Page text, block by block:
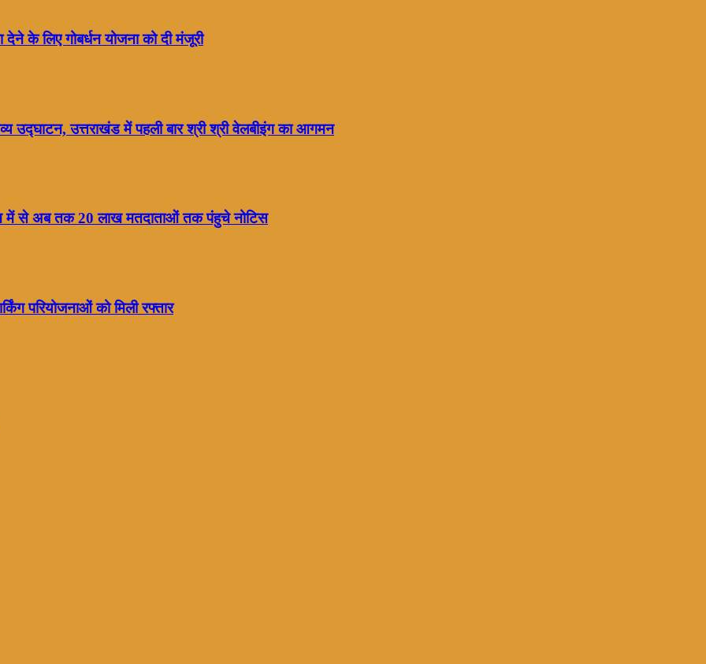
के लिए गोबर्धन योजना को दी मंजूरी
उद्घाटन, उत्तराखंड में पहली बार श्री श्री वेलबीइंग का आगमन
में से अब तक 20 लाख मतदाताओं तक पंहुचे नोटिस
परियोजनाओं को मिली रफ्तार